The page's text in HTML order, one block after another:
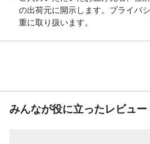
の出荷元に開示します。プライバ
重に取り扱います。
みんなが役に立ったレビュー